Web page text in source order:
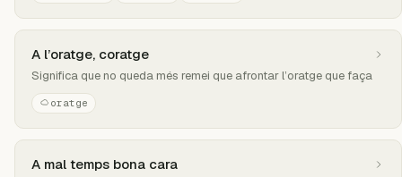
A l’oratge, coratge
Significa que no queda més remei que afrontar l’oratge que faça
oratge
A mal temps bona cara